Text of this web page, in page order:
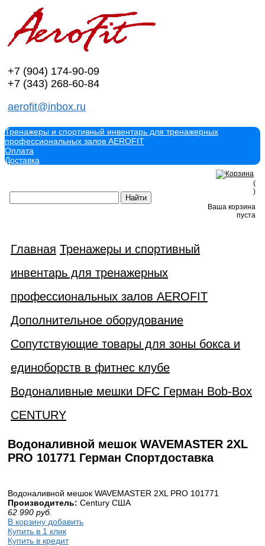
+7 (904) 174-90-09
+7 (343) 268-60-84
aerofit@inbox.ru
Тренажеры и спортивный инвентарь для тренажерных
профессиональных залов AEROFIT
Оплата
Доставка
(
)
Ваша корзина
пуста
Главная Тренажеры и спортивный
инвентарь для тренажерных
профессиональных залов AEROFIT
Дополнительное оборудование
Сопутствующие товары для зоны бокса и
единоборств в фитнес клубе
Водоналивные мешки DFC Герман Bob-Box
CENTURY
Водоналивной мешок WAVEMASTER 2XL
PRO 101771 Герман Спортдоставка
Водоналивной мешок WAVEMASTER 2XL PRO 101771
Производитель: Century США
62 990 руб.
В корзину добавить
Купить в 1 клик
Купить в кредит